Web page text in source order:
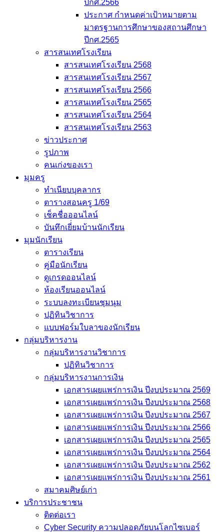
ปีกศ.2566
ประกาศ กำหนดค่าเป้าหมายตาม
มาตรฐานการศึกษาของสถานศึกษา
ปีกศ.2565
สารสนเทศโรงเรียน
สารสนเทศโรงเรียน 2568
สารสนเทศโรงเรียน 2567
สารสนเทศโรงเรียน 2566
สารสนเทศโรงเรียน 2565
สารสนเทศโรงเรียน 2564
สารสนเทศโรงเรียน 2563
ข่าวประกาศ
รูปภาพ
คนเก่งของเรา
มุมครู
ทำเนียบบุคลากร
ตารางสอนครู 1/69
เช็คชื่อออนไลน์
บันทึกเยี่่ยมบ้านนักเรียน
มุมนักเรียน
ตารางเรียน
คู่มือนักเรียน
ดูเกรดออนไลน์
ห้องเรียนออนไลน์
ระบบลงทะเบียนชุมนุม
ปฏิทินวิชาการ
แบบฟอร์มใบลาของนักเรียน
กลุ่มบริหารงาน
กลุ่มบริหารงานวิชาการ
ปฏิทินวิชาการ
กลุ่มบริหารงานการเงิน
เอกสารเผยแพร่การเงิน ปีงบประมาณ 2569
เอกสารเผยแพร่การเงิน ปีงบประมาณ 2568
เอกสารเผยแพร่การเงิน ปีงบประมาณ 2567
เอกสารเผยแพร่การเงิน ปีงบประมาณ 2566
เอกสารเผยแพร่การเงิน ปีงบประมาณ 2565
เอกสารเผยแพร่การเงิน ปีงบประมาณ 2564
เอกสารเผยแพร่การเงิน ปีงบประมาณ 2562
เอกสารเผยแพร่การเงิน ปีงบประมาณ 2561
สมาคมศิษย์เก่า
บริการประชาชน
ติดต่อเรา
Cyber Security ความปลอดภัยบนโลกไซเบอร์